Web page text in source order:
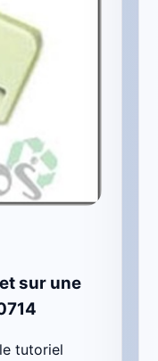
sur une
tutoriel